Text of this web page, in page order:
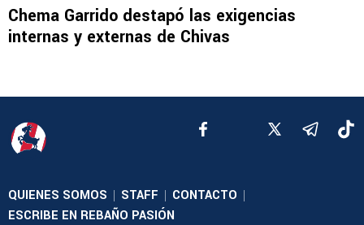
Chema Garrido destapó las exigencias
internas y externas de Chivas
QUIENES SOMOS | STAFF | CONTACTO |
ESCRIBE EN REBAÑO PASIÓN